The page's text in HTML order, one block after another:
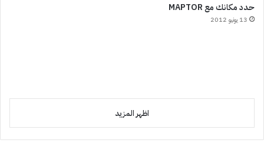
حدد مكانك مع MAPTOR
13 يونيو 2012
اظهر المزيد